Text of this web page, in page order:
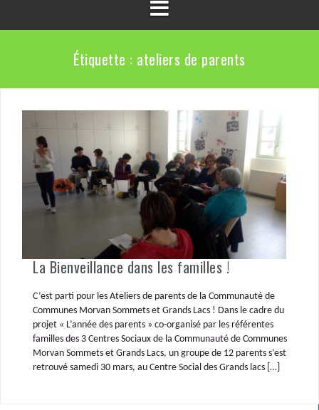
Étiquette : ateliers de parents
La Bienveillance dans les familles !
C’est parti pour les Ateliers de parents de la Communauté de
Communes Morvan Sommets et Grands Lacs ! Dans le cadre du
projet « L’année des parents » co-organisé par les référentes
familles des 3 Centres Sociaux de la Communauté de Communes
Morvan Sommets et Grands Lacs, un groupe de 12 parents s’est
retrouvé samedi 30 mars, au Centre Social des Grands lacs […]